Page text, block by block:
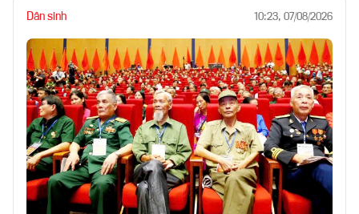
Dân sinh 10:23, 07/08/2026